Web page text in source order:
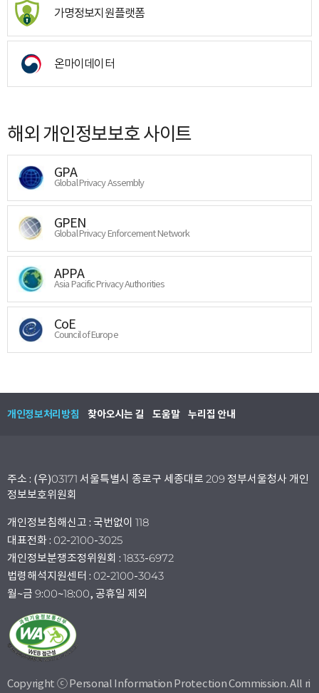
가명정보지원플랫폼
온마이데이터
해외 개인정보보호 사이트
GPA
Global Privacy Assembly
GPEN
Global Privacy Enforcement Network
APPA
Asia Pacific Privacy Authorities
CoE
Council of Europe
개인정보처리방침 찾아오시는 길 도움말 누리집 안내
주소 : (우)03171 서울특별시 종로구 세종대로 209 정부서울청사 개인
정보보호위원회
개인정보침해신고 : 국번없이 118
대표전화 : 02-2100-3025
개인정보분쟁조정위원회 : 1833-6972
법령해석지원센터 : 02-2100-3043
월~금 9:00~18:00, 공휴일 제외
Copyright ⓒ Personal Information Protection Commission. All ri